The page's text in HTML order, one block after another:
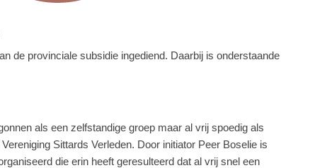
de provinciale subsidie ingediend. Daarbij is onderstaande
als een zelfstandige groep maar al vrij spoedig als
Sittards Verleden. Door initiator Peer Boselie is
die erin heeft geresulteerd dat al vrij snel een